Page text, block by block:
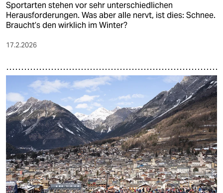
Sportarten stehen vor sehr unterschiedlichen
Herausforderungen. Was aber alle nervt, ist dies: Schnee.
Braucht’s den wirklich im Winter?
17.2.2026